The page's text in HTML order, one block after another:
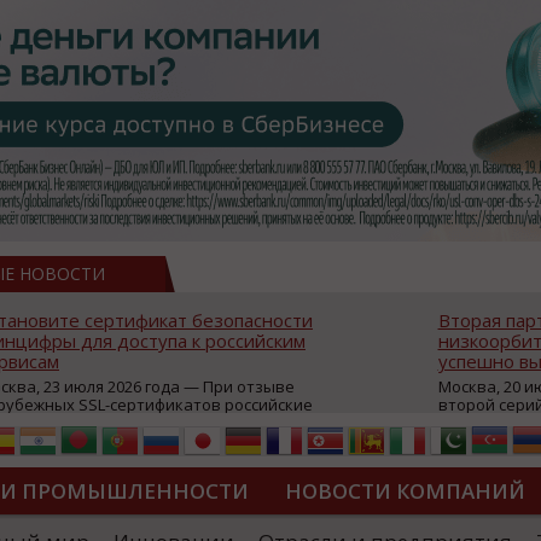
НОВОСТИ
сертификат безопасности
для доступа к российским
23 июля 2026 года — При отзыве
SSL-сертификатов российские
могут некорректно открываться в
браузерах (Google Chrome,
Edge и др.), а соединение с сервисами
ресурсы уже сообщили о
недоступности и ошибках при
из-за отзывов сертификатов
Вторая
успешно
Москва, 20
второй
аппаратов,
масштабной
интернет с
из
«Экономика
ПРОМЫШЛЕННОСТИ НОВОСТИ КОМПАНИЙ